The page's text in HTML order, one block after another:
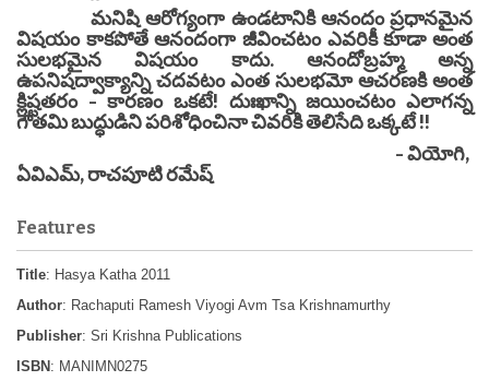
మనిషి ఆరోగ్యంగా ఉండటానికి ఆనందం ప్రధానమైన
విషయం కాకపోతే ఆనందంగా జీవించటం ఎవరికీ కూడా అంత
సులభమైన విషయం కాదు. ఆనందోబ్రహ్మ అన్న
ఉపనిషద్వాక్యాన్ని చదవటం ఎంత సులభమో ఆచరణకి అంత
క్లిష్టతరం - కారణం ఒకటే! దుఃఖాన్ని జయించటం ఎలాగన్న
గౌతమి బుద్ధుడిని పరిశోధించినా చివరికి తెలిసేది ఒక్కటే !!
- వియోగి,
ఏవిఎమ్, రాచపూటి రమేష్
Features
Title: Hasya Katha 2011
Author: Rachaputi Ramesh Viyogi Avm Tsa Krishnamurthy
Publisher: Sri Krishna Publications
ISBN : MANIMN0275